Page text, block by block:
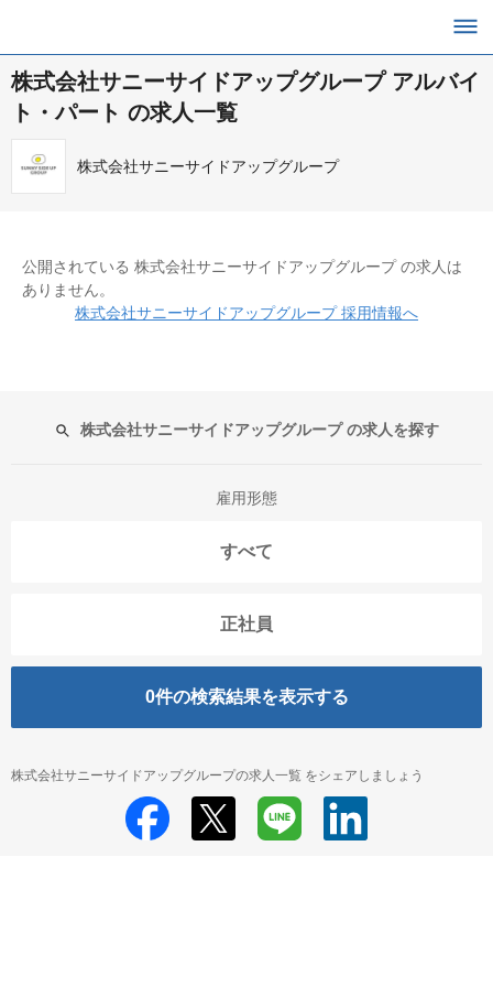
株式会社サニーサイドアップグループ アルバイ
ト・パート の求人一覧
株式会社サニーサイドアップグループ
公開されている 株式会社サニーサイドアップグループ の求人は
ありません。
株式会社サニーサイドアップグループ 採用情報へ
株式会社サニーサイドアップグループ の求人を探す
雇用形態
すべて
正社員
0件の検索結果を表示する
株式会社サニーサイドアップグループの求人一覧 をシェアしましょう